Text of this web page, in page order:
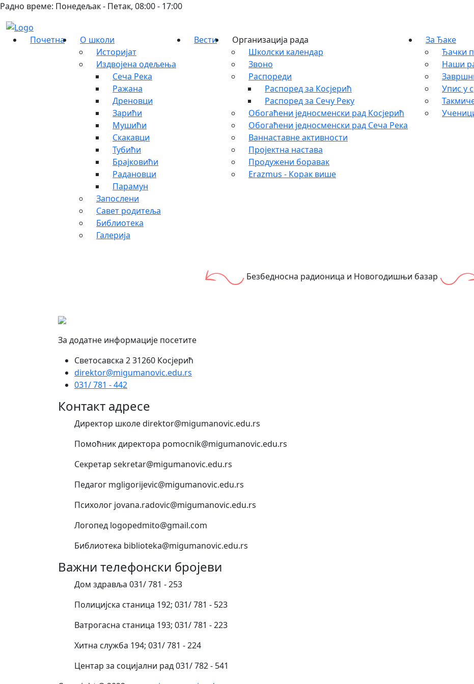
Радно време: Понедељак - Петак, 08:00 - 17:00
Почетна
О школи
Историјат
Издвојена одељења
Сеча Река
Ражана
Дреновци
Зарићи
Мушићи
Скакавци
Тубићи
Брајковићи
Радановци
Парамун
Запослени
Савет родитеља
Библиотека
Галерија
Вести
Организација рада
Школски календар
Звоно
Распореди
Распоред за Косјерић
Распоред за Сечу Реку
Обогаћени једносменски рад Косјерић
Обогаћени једносменски рад Сеча Река
Ваннаставне активности
Пројектна настава
Продужени боравак
Erazmus - Корак више
За Ђаке
Ђачки
Наши
Упис у
Безбедносна радионица и Новогодишњи базар
За додатне информације посетите
Светосавска 2 31260 Косјерић
direktor@migumanovic.edu.rs
031/ 781 - 442
Контакт адресе
Директор школе direktor@migumanovic.edu.rs
Помоћник директора pomocnik@migumanovic.edu.rs
Секретар sekretar@migumanovic.edu.rs
Педагог mgligorijevic@migumanovic.edu.rs
Психолог jovana.radovic@migumanovic.edu.rs
Логопед logopedmito@gmail.com
Библиотека biblioteka@migumanovic.edu.rs
Важни телефонски бројеви
Дом здравља 031/ 781 - 253
Полицијска станица 192; 031/ 781 - 523
Ватрогасна станица 193; 031/ 781 - 223
Хитна служба 194; 031/ 781 - 224
Центар за социјални рад 031/ 782 - 541